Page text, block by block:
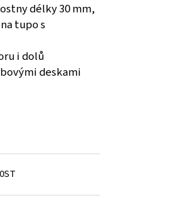
délky 30 mm,
tupo s
i dolů
deskami